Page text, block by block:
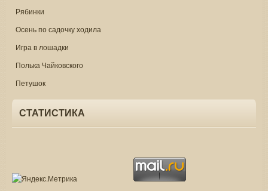
Рябинки
Осень по садочку ходила
Игра в лошадки
Полька Чайковского
Петушок
СТАТИСТИКА